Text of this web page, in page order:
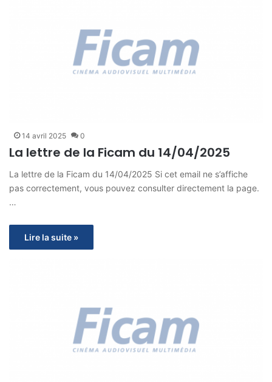
14 avril 2025 0
La lettre de la Ficam du 14/04/2025
La lettre de la Ficam du 14/04/2025 Si cet email ne s’affiche
pas correctement, vous pouvez consulter directement la page.
…
Lire la suite »